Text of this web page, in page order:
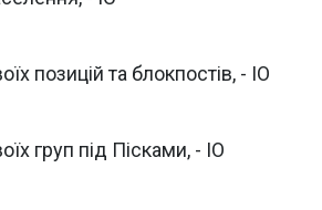
позицій та блокпостів, - ІО
груп під Пісками, - ІО